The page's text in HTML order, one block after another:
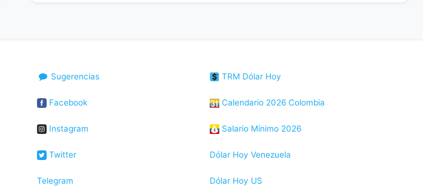
Sugerencias
Facebook
Instagram
Twitter
Telegram
TRM Dólar Hoy
Calendario 2026 Colombia
Salario Mínimo 2026
Dólar Hoy Venezuela
Dólar Hoy US